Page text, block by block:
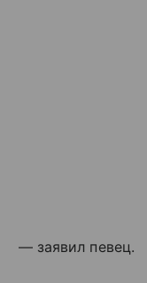
— заявил певец.